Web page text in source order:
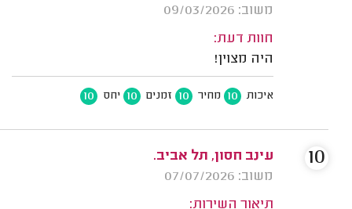
משוב: 09/03/2026
חוות דעת:
היה מצוין!
איכות 10 מחיר 10 זמנים 10 יחס 10
עינב חסון, תל אביב.
משוב: 07/07/2026
תיאור השירות:
10